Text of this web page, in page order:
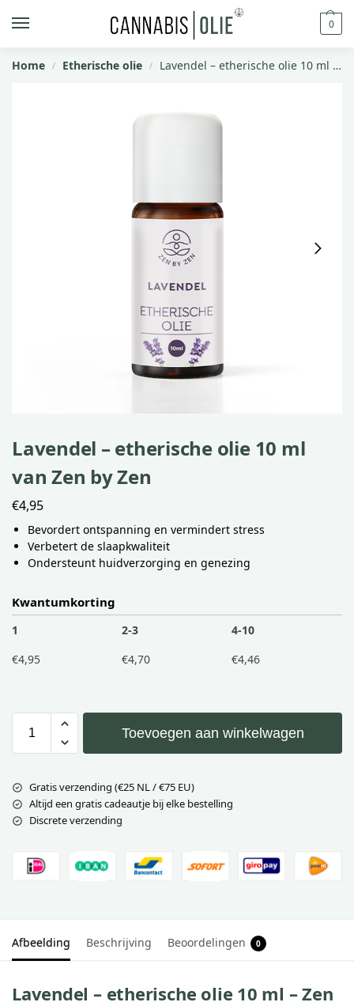
0
Home / Etherische olie / Lavendel – etherische olie 10 ml van Zen by Zen
Lavendel – etherische olie 10 ml
van Zen by Zen
€4,95
Bevordert ontspanning en vermindert stress
Verbetert de slaapkwaliteit
Ondersteunt huidverzorging en genezing
Kwantumkorting
1 2-3
4-10
€4,95 €4,70 €4,46
Toevoegen aan winkelwagen
Gratis verzending (€25 NL / €75 EU)
Altijd een gratis cadeautje bij elke bestelling
Discrete verzending
Afbeelding Beschrijving Beoordelingen 0
Lavendel – etherische olie 10 ml – Zen